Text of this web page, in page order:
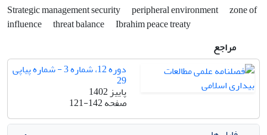
Strategic management security peripheral environment zone of
influence
threat balance
Ibrahim peace treaty
مراجع
دوره 12، شماره 3 - شماره پیاپی
29
پاییز 1402
صفحه121-142